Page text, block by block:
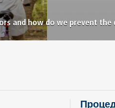
and how do we prevent the